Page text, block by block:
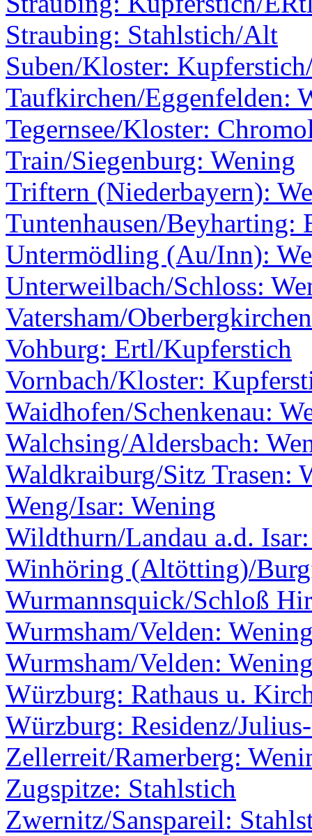
Straubing: Stahlstich/Alt
Suben/Kloster:
Taufkirchen/Eggenfelden:
Tegernsee/Kloster:
Train/Siegenburg: Wening
Triftern (Niederbayern):
Tuntenhausen/Beyharting:
Untermödling (Au/Inn):
Unterweilbach/Schloss:
Vatersham/
Vohburg: Ertl/Kupferstich
Vornbach/Kloster:
Waidhofen/Schenkenau:
Walchsing/Aldersbach:
Waldkraiburg/Sitz Trasen:
Weng/Isar: Wening
Wildthurn/Landau a.d.
Winhöring (Altötting)/
Wurmannsquick/Schloß
Wurmsham/Velden:
Wurmsham/Velden:
Würzburg: Rathaus u.
Würzburg: Residenz/
Zellerreit/Ramerberg:
Zugspitze: Stahlstich
Zwernitz/Sanspareil: